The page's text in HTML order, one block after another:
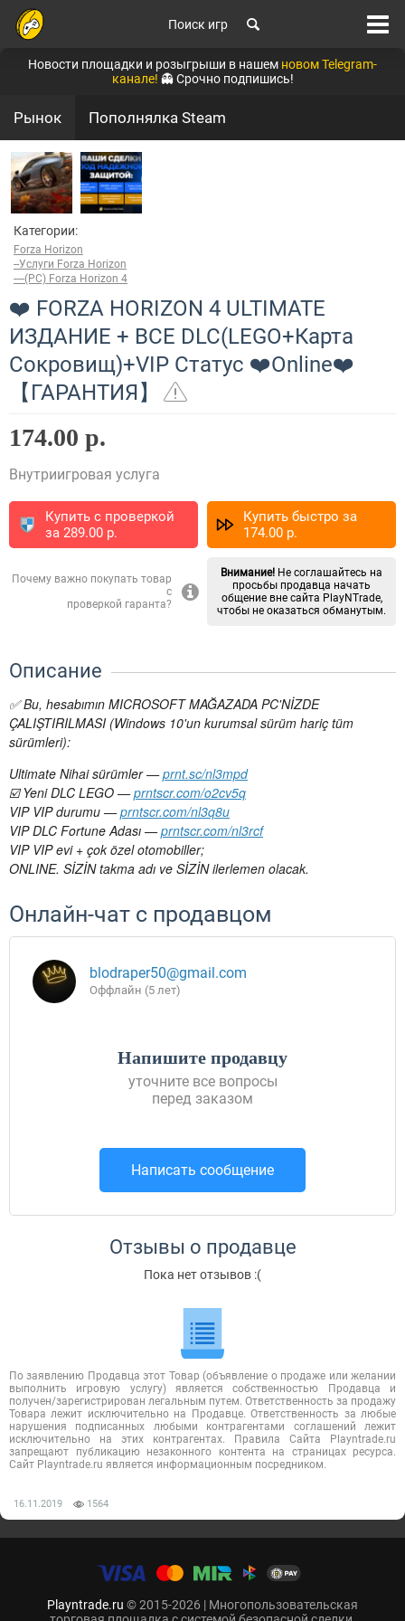
Поиск игр
Новости площадки и розыгрыши в нашем новом Telegram-
канале! 👻 Срочно подпишись!
Рынок Пополнялка Steam
Категории:
Forza Horizon
--Услуги Forza Horizon
----(PC) Forza Horizon 4
❤️ FORZA HORIZON 4 ULTIMATE
ИЗДАНИЕ + ВСЕ DLC(LEGO+Карта
Сокровищ)+VIP Статус ❤️Online❤️
【ГАРАНТИЯ】
174.00 р.
Внутриигровая услуга
Купить с проверкой
за 289.00 p.
Купить быстро за
174.00 p.
Почему важно покупать товар
с
проверкой гаранта?
Внимание! Не соглашайтесь на
просьбы продавца начать
общение вне сайта PlayNTrade,
чтобы не оказаться обманутым.
Описание
✅ Bu, hesabımın MICROSOFT MAĞAZADA PC'NİZDE
ÇALIŞTIRILMASI (Windows 10'un kurumsal sürüm hariç tüm
sürümleri):
Ultimate️ Nihai sürümler —prnt.sc/nl3mpd
☑️ Yeni DLC LEGO —prntscr.com/o2cv5q
VIP️ VIP durumu —prntscr.com/nl3q8u
VIP️ DLC Fortune Adası —prntscr.com/nl3rcf
VIP️ VIP evi + çok özel otomobiller;
ONLINE. SİZİN takma adı ve SİZİN ilerlemen olacak.
Онлайн-чат с продавцом
blodraper50@gmail.com
Оффлайн (5 лет)
Напишите продавцу
уточните все вопросы
перед заказом
Написать сообщение
Отзывы о продавце
Пока нет отзывов :(
По заявлению Продавца этот Товар (объявление о продаже или желании
выполнить игровую услугу) является собственностью Продавца и
получен/зарегистрирован легальным путем. Ответственность за продажу
Товара лежит исключительно на Продавце. Ответственность за любые
нарушения подписанных любыми контрагентами соглашений лежит
исключительно на этих контрагентах. Правила Сайта Playntrade.ru
запрещают публикацию незаконного контента на страницах ресурса.
Сайт Playntrade.ru является информационным посредником.
16.11.2019 1564
Playntrade.ru © 2015-2026 | Многопользовательская